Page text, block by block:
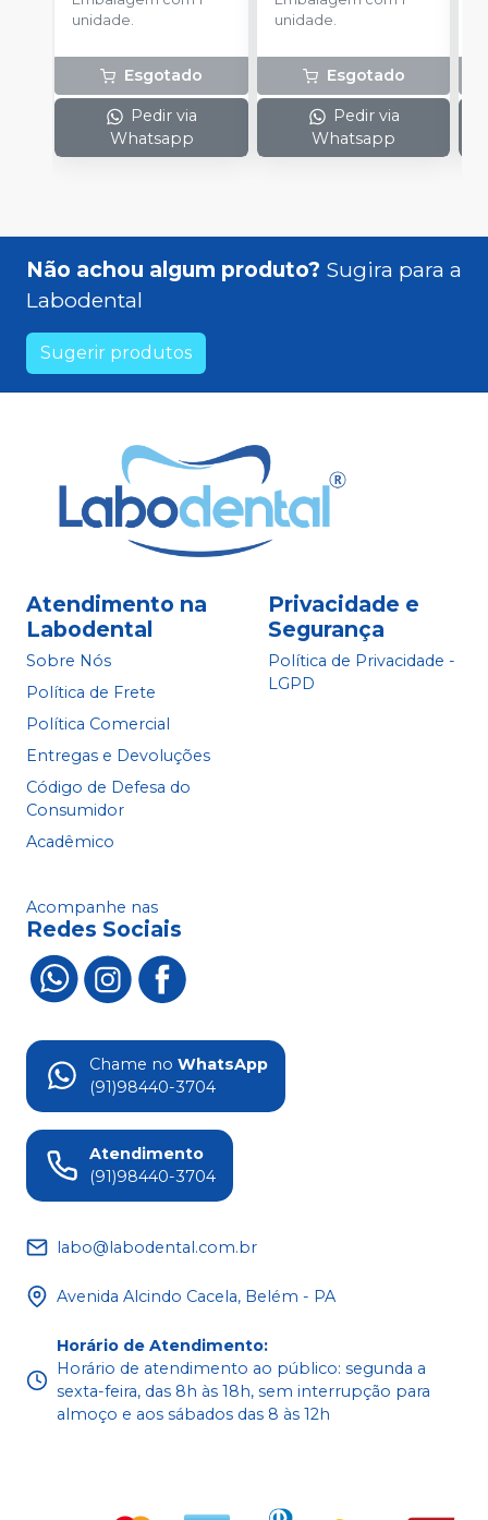
unidade.
Esgotado
Pedir via
Whatsapp
unidade.
Esgotado
Pedir via
Whatsapp
Não achou algum produto? Sugira para a
Labodental
Sugerir produtos
Atendimento na
Labodental
Sobre Nós
Política de Frete
Política Comercial
Entregas e Devoluções
Código de Defesa do
Consumidor
Acadêmico
Privacidade e
Segurança
Política de Privacidade -
LGPD
Acompanhe nas
Redes Sociais
Chame no WhatsApp
(91)98440-3704
Atendimento
(91)98440-3704
labo@labodental.com.br
Avenida Alcindo Cacela, Belém - PA
Horário de Atendimento:
Horário de atendimento ao público: segunda a
sexta-feira, das 8h às 18h, sem interrupção para
almoço e aos sábados das 8 às 12h